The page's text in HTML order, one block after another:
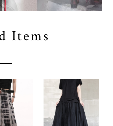
Items